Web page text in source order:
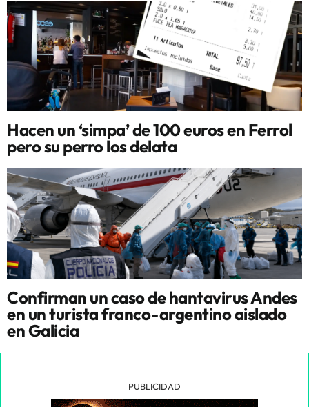
Hacen un ‘simpa’ de 100 euros en Ferrol
pero su perro los delata
Confirman un caso de hantavirus Andes
en un turista franco-argentino aislado
en Galicia
PUBLICIDAD